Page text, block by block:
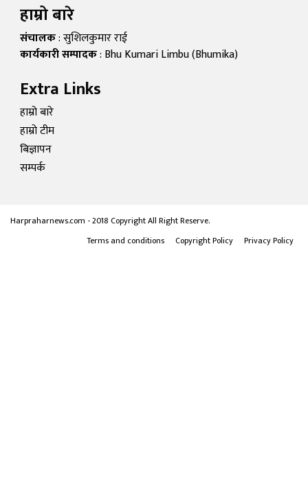
हाम्रो बारे
संचालक: सुशिलकुमार राई
कार्यकारी सम्पादक: Bhu Kumari Limbu (Bhumika)
Extra Links
हाम्रो बारे
हाम्रो टीम
बिज्ञापन
सम्पर्क
Harpraharnews.com - 2018 Copyright All Right Reserve.
Terms and conditions
Copyright Policy Privacy Policy